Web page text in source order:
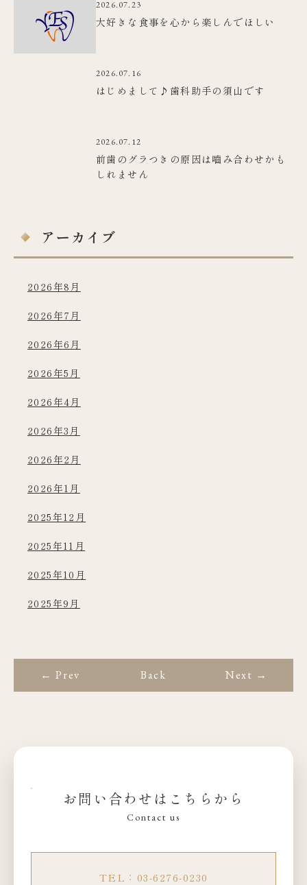
2026.07.23
大好きな食事を心から楽しんでほしい
2026.07.16
はじめまして♪歯科助手の須山です
2026.07.12
前歯のグラつきの原因は嚙み合わせかも
しれません
アーカイブ
2026年8月
2026年7月
2026年6月
2026年5月
2026年4月
2026年3月
2026年2月
2026年1月
2025年12月
2025年11月
2025年10月
2025年9月
← Prev Back Next →
お問い合わせはこちらから
Contact us
TEL：03-6276-0230